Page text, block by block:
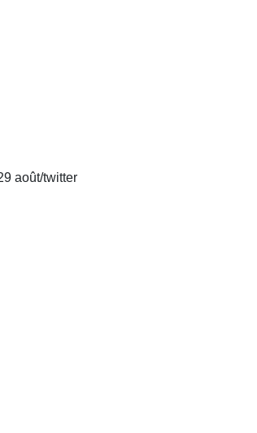
août/twitter